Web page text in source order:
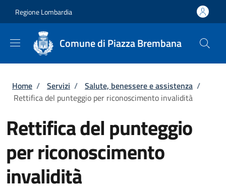
Regione Lombardia
Comune di Piazza Brembana
Briciole di pane
Home / Servizi / Salute, benessere e assistenza /
Rettifica del punteggio per riconoscimento invalidità
Rettifica del punteggio
per riconoscimento
invalidità